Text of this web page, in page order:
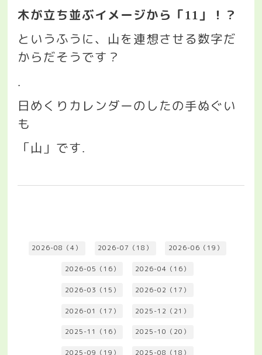
木が立ち並ぶイメージから「11 」！？
というふうに、山を連想させる数字だ
からだそうです？
.
日めくりカレンダーのしたの手ぬぐい
も
「山」です.
2026-08（4） 2026-07（18） 2026-06（19）
2026-05（16） 2026-04（16）
2026-03（15） 2026-02（17）
2026-01（17） 2025-12（21）
2025-11（16） 2025-10（20）
2025-09（19） 2025-08（18）